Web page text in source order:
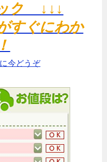
ク ↓↓↓
すぐにわか
今どうぞ